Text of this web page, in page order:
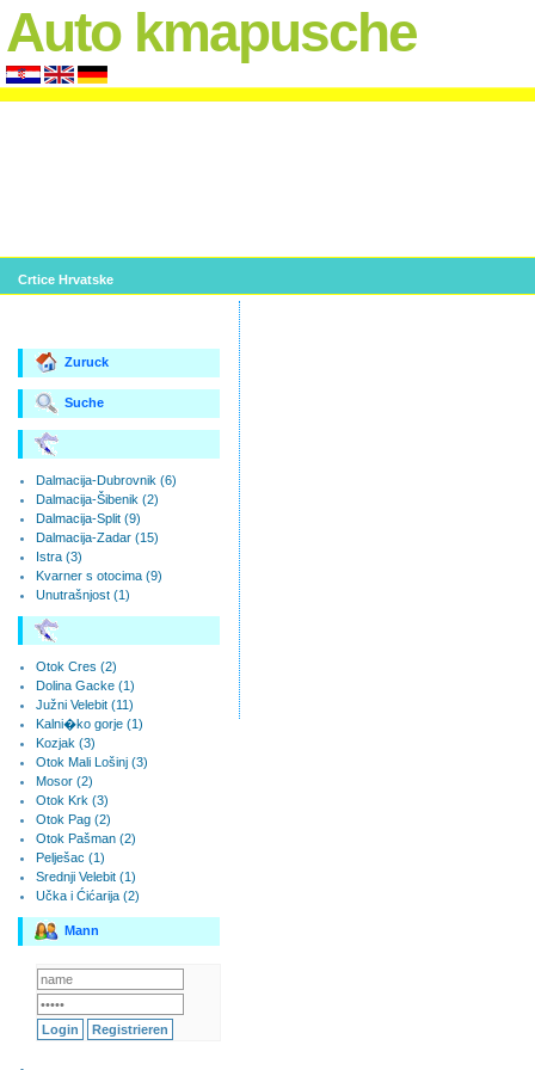
Auto kmapusche
Crtice Hrvatske
Zuruck
Suche
Dalmacija-Dubrovnik (6)
Dalmacija-Šibenik (2)
Dalmacija-Split (9)
Dalmacija-Zadar (15)
Istra (3)
Kvarner s otocima (9)
Unutrašnjost (1)
Otok Cres (2)
Dolina Gacke (1)
Južni Velebit (11)
Kalni�ko gorje (1)
Kozjak (3)
Otok Mali Lošinj (3)
Mosor (2)
Otok Krk (3)
Otok Pag (2)
Otok Pašman (2)
Pelješac (1)
Srednji Velebit (1)
Učka i Ćićarija (2)
Mann